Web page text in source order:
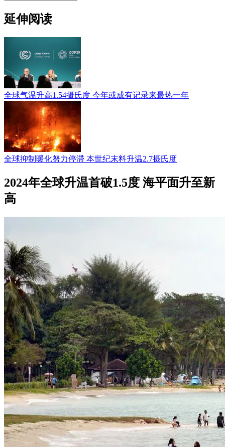
延伸阅读
全球气温升高1.54摄氏度 今年或成有记录来最热一年
全球抑制暖化努力停滞 本世纪末料升温2.7摄氏度
2024年全球升温首破1.5度 海平面升至新
高